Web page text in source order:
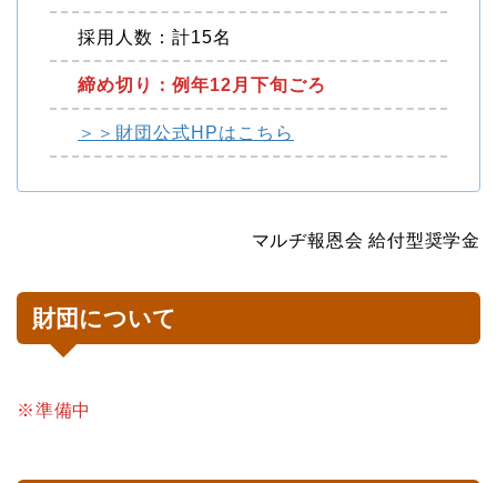
採用人数：計15名
締め切り：例年12月下旬ごろ
＞＞財団公式HPはこちら
マルヂ報恩会 給付型奨学金
財団について
※準備中